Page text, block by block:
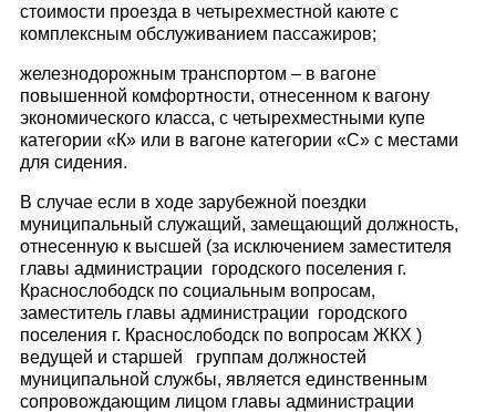
стоимости проезда в четырехместной каюте с
комплексным обслуживанием пассажиров;
железнодорожным транспортом – в вагоне
повышенной комфортности, отнесенном к вагону
экономического класса, с четырехместными купе
категории «К» или в вагоне категории «С» с местами
для сидения.
В случае если в ходе зарубежной поездки
муниципальный служащий, замещающий должность,
отнесенную к высшей (за исключением заместителя
главы администрации городского поселения г.
Краснослободск по социальным вопросам,
заместитель главы администрации городского
поселения г. Краснослободск по вопросам ЖКХ )
ведущей и старшей группам должностей
муниципальной службы, является единственным
сопровождающим лицом главы администрации